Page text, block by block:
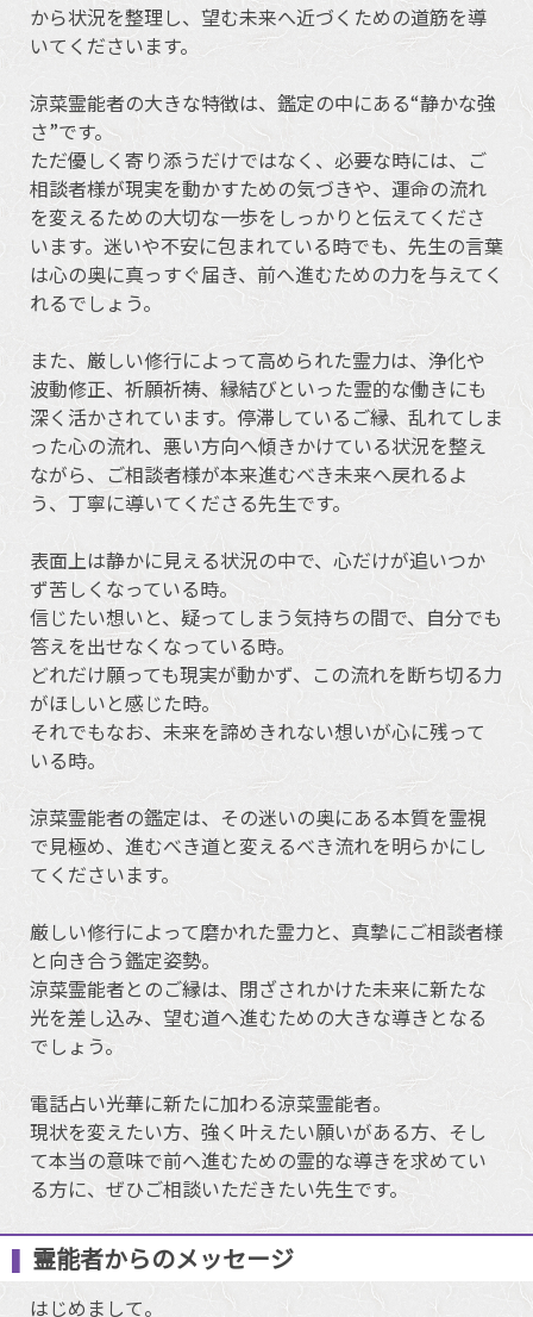
から状況を整理し、望む未来へ近づくための道筋を導
いてくださいます。
涼菜霊能者の大きな特徴は、鑑定の中にある“静かな強
さ”です。
ただ優しく寄り添うだけではなく、必要な時には、ご
相談者様が現実を動かすための気づきや、運命の流れ
を変えるための大切な一歩をしっかりと伝えてくださ
います。迷いや不安に包まれている時でも、先生の言葉
は心の奥に真っすぐ届き、前へ進むための力を与えてく
れるでしょう。
また、厳しい修行によって高められた霊力は、浄化や
波動修正、祈願祈祷、縁結びといった霊的な働きにも
深く活かされています。停滞しているご縁、乱れてしま
った心の流れ、悪い方向へ傾きかけている状況を整え
ながら、ご相談者様が本来進むべき未来へ戻れるよ
う、丁寧に導いてくださる先生です。
表面上は静かに見える状況の中で、心だけが追いつか
ず苦しくなっている時。
信じたい想いと、疑ってしまう気持ちの間で、自分でも
答えを出せなくなっている時。
どれだけ願っても現実が動かず、この流れを断ち切る力
がほしいと感じた時。
それでもなお、未来を諦めきれない想いが心に残って
いる時。
涼菜霊能者の鑑定は、その迷いの奥にある本質を霊視
で見極め、進むべき道と変えるべき流れを明らかにし
てくださいます。
厳しい修行によって磨かれた霊力と、真摯にご相談者様
と向き合う鑑定姿勢。
涼菜霊能者とのご縁は、閉ざされかけた未来に新たな
光を差し込み、望む道へ進むための大きな導きとなる
でしょう。
電話占い光華に新たに加わる涼菜霊能者。
現状を変えたい方、強く叶えたい願いがある方、そし
て本当の意味で前へ進むための霊的な導きを求めてい
る方に、ぜひご相談いただきたい先生です。
霊能者からのメッセージ
はじめまして。